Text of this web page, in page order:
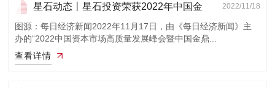
星石动态丨星石投资荣获2022年中国金
鼎奖“最受...
2022/11/18
图源：每日经济新闻2022年11月17日，由《每日经济新闻》主
办的“2022中国资本市场高质量发展峰会暨中国金鼎...
查看详情